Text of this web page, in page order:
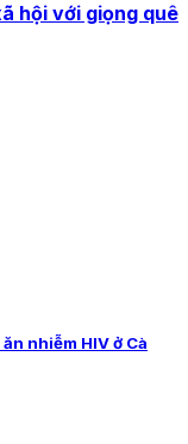
hội với giọng quê
nhiễm HIV ở Cà